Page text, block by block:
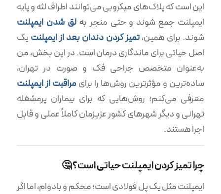
این است که پلاک‌های میکروبی می‌توانند اطراف لثه و پایه
ایمپلنت جمع شوند و حتی منجر بهلق شدن ایمپلنت
شوند. برای همین،تمیز کردن دندان بعد از ایمپلنت یک
اصل حیاتی برای ماندگاری درمان است. در این بخش، من
به‌عنوان متخصص جراحی فک و صورت در تهران،
ساده‌ترین و مؤثرترین روش‌ها را برایمراقبت از ایمپلنت
معرفی می‌کنم؛ روش‌هایی که برای بیماران پرمشغله
تهرانی و دیگر شهرهای کشور عزیزمان کاملاً عملی و قابل
اجرا هستند.
چرا تمیز کردن ایمپلنت حیاتی است؟ 🤔
ایمپلنت مثل یک پل فولادی است؛ محکم و بادوام، اما اگر